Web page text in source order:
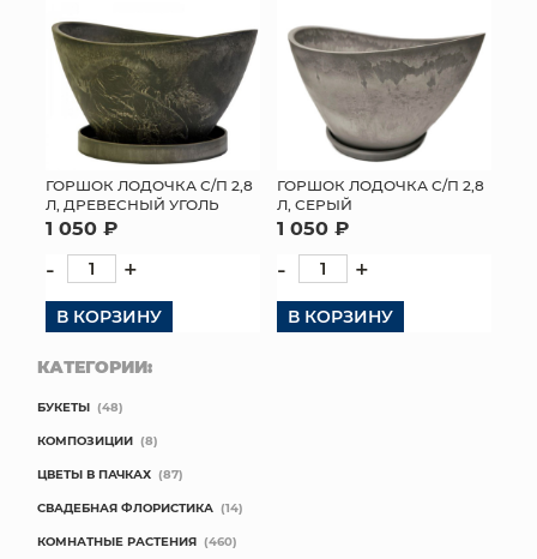
ГОРШОК ЛОДОЧКА С/П 2,8
Л, ДРЕВЕСНЫЙ УГОЛЬ
1 050 ₽
- +
В КОРЗИНУ
ГОРШОК ЛОДОЧКА С/П 2,8
Л, СЕРЫЙ
1 050 ₽
- +
В КОРЗИНУ
КАТЕГОРИИ:
БУКЕТЫ (48)
КОМПОЗИЦИИ (8)
ЦВЕТЫ В ПАЧКАХ (87)
СВАДЕБНАЯ ФЛОРИСТИКА (14)
КОМНАТНЫЕ РАСТЕНИЯ (460)